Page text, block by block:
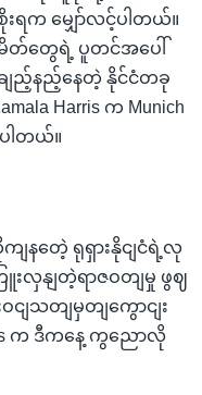
က မျှော်လင့်ပါတယ်။
မိတ်တွေရဲ့ ပူတင်အပေါ်
ချည့်နည့်နေတဲ့ နိုင်ငံတခု
Harris က Munich
ပါတယ်။
ျနတေဲ့ ရုရှားနိုငျငံရဲ့လု
ြူးလှနျတဲ့ရာဇဝတျမှု ဖွဈ
ျသတျမှတျကွောငျး
က ဒီကနေ့ ကွညောလို